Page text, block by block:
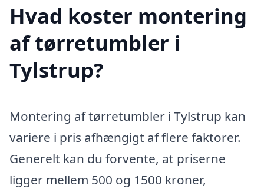
Hvad koster montering
af tørretumbler i
Tylstrup?
Montering af tørretumbler i Tylstrup kan
variere i pris afhængigt af flere faktorer.
Generelt kan du forvente, at priserne
ligger mellem 500 og 1500 kroner,